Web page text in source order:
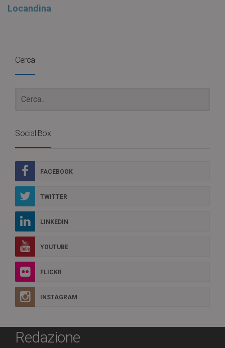
Locandina
Cerca
Social Box
FACEBOOK
TWITTER
LINKEDIN
YOUTUBE
FLICKR
INSTAGRAM
Redazione